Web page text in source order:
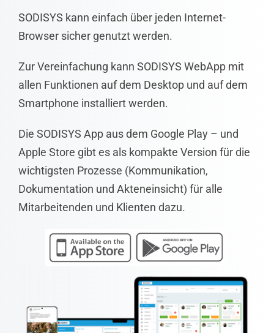
SODISYS kann einfach über jeden Internet-
Browser sicher genutzt werden.
Zur Vereinfachung kann SODISYS WebApp mit
allen Funktionen auf dem Desktop und auf dem
Smartphone installiert werden.
Die SODISYS App aus dem Google Play – und
Apple Store gibt es als kompakte Version für die
wichtigsten Prozesse (Kommunikation,
Dokumentation und Akteneinsicht) für alle
Mitarbeitenden und Klienten dazu.